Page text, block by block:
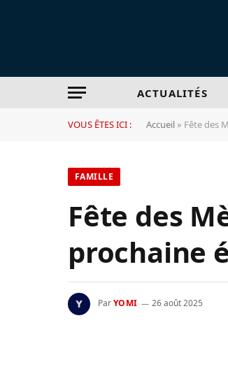
ACTUALITÉS
VOUS ÊTES ICI : Accueil » Fête des
FAMILLE
Fête des
prochaine
ParYOMI 26 août 2025